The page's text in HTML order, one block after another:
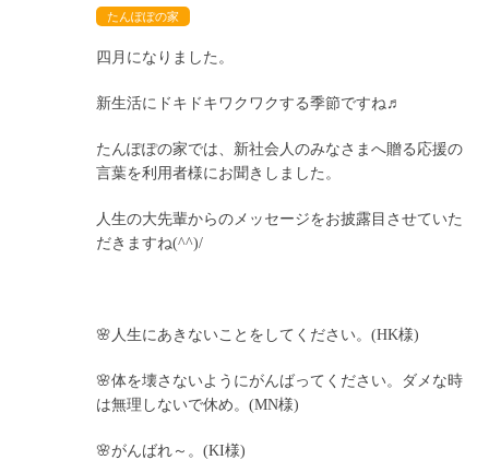
たんぽぽの家
四月になりました。
新生活にドキドキワクワクする季節ですね♬
たんぽぽの家では、新社会人のみなさまへ贈る応援の
言葉を利用者様にお聞きしました。
人生の大先輩からのメッセージをお披露目させていた
だきますね(^^)/
🌸人生にあきないことをしてください。(HK様)
🌸体を壊さないようにがんばってください。ダメな時
は無理しないで休め。(MN様)
🌸がんばれ～。(KI様)